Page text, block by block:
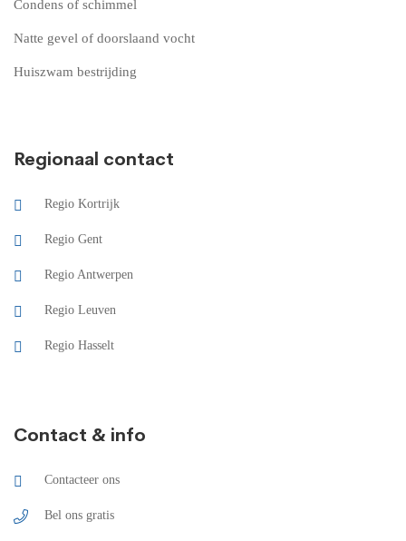
Condens of schimmel
Natte gevel of doorslaand vocht
Huiszwam bestrijding
Regionaal contact
Regio Kortrijk
Regio Gent
Regio Antwerpen
Regio Leuven
Regio Hasselt
Contact & info
Contacteer ons
Bel ons gratis